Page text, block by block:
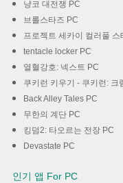
냥코 대전쟁 PC
브롤스타즈 PC
프로젝트 세카이 컬러풀
tentacle locker PC
열혈강호: 넥스트 PC
쿠키런 키우기 - 쿠키런: 크
Back Alley Tales PC
무한의 계단 PC
킹덤2: 타오르는 전장 PC
Devastate PC
인기 앱 For PC